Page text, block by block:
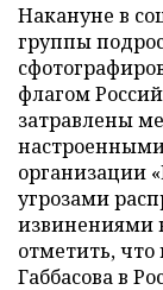
Накануне в
группы
флагом
затравлены
организации
угрозами
извинениями
отметить,
Габбасова в